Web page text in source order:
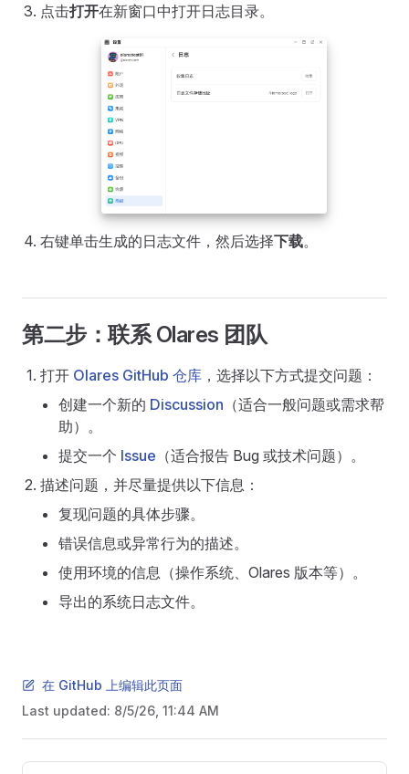
点击打开在新窗口中打开日志目录。
右键单击生成的日志文件，然后选择下载。
第二步：联系 Olares 团队
打开 Olares GitHub 仓库 ，选择以下方式提交问题：
创建一个新的 Discussion （适合一般问题或需求帮
助）。
提交一个 Issue （适合报告 Bug 或技术问题）。
描述问题，并尽量提供以下信息：
复现问题的具体步骤。
错误信息或异常行为的描述。
使用环境的信息（操作系统、Olares 版本等）。
导出的系统日志文件。
在 GitHub 上编辑此页面
Last updated: 8/5/26, 11:44 AM